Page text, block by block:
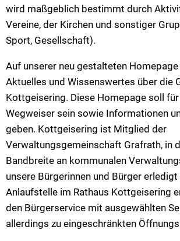
wird maßgeblich bestimmt durch
Vereine, der Kirchen und sonstiger
Sport, Gesellschaft).
Auf unserer neu gestalteten Homepage
Aktuelles und Wissenswertes über die
Kottgeisering. Diese Homepage soll
Wegweiser sein sowie Informationen
geben. Kottgeisering ist Mitglied der
Verwaltungsgemeinschaft Grafrath, in
Bandbreite an kommunalen
unsere Bürgerinnen und Bürger
Anlaufstelle im Rathaus Kottgeisering
den Bürgerservice mit ausgewählten
allerdings zu eingeschränkten